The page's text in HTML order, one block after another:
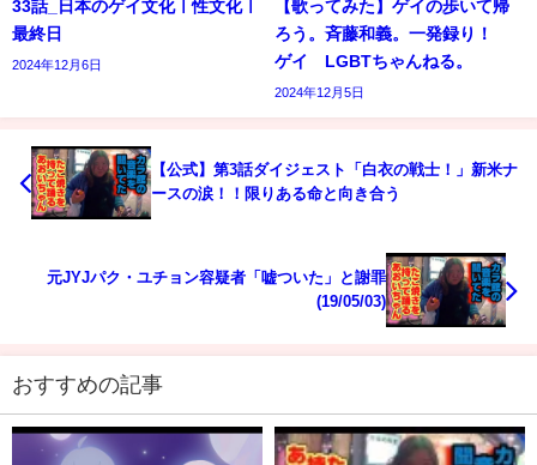
33話_日本のゲイ文化ㅣ性文化ㅣ
最終日
2024年12月6日
【歌ってみた】ゲイの歩いて帰
ろう。斉藤和義。一発録り！
ゲイ LGBTちゃんねる。
2024年12月5日
【公式】第3話ダイジェスト「白衣の戦士！」新米ナ
ースの涙！！限りある命と向き合う
元JYJパク・ユチョン容疑者「嘘ついた」と謝罪
(19/05/03)
おすすめの記事